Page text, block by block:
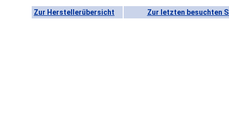
Zur Herstellerübersicht Zur letzten besuchten